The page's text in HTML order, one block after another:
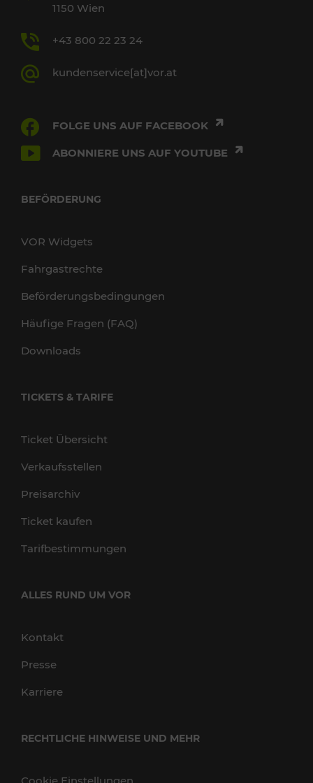
1150 Wien
+43 800 22 23 24
kundenservice[at]vor.at
FOLGE UNS AUF FACEBOOK
ABONNIERE UNS AUF YOUTUBE
BEFÖRDERUNG
VOR Widgets
Fahrgastrechte
Beförderungsbedingungen
Häufige Fragen (FAQ)
Downloads
TICKETS & TARIFE
Ticket Übersicht
Verkaufsstellen
Preisarchiv
Ticket kaufen
Tarifbestimmungen
ALLES RUND UM VOR
Kontakt
Presse
Karriere
RECHTLICHE HINWEISE UND MEHR